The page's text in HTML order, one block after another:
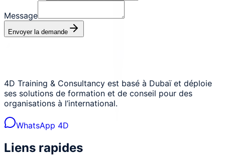
Message
Envoyer la demande
4D Training & Consultancy est basé à Dubaï et déploie
ses solutions de formation et de conseil pour des
organisations à l’international.
WhatsApp 4D
Liens rapides